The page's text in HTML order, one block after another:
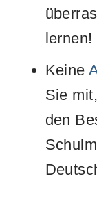
lernen!
Keine
Sie
den